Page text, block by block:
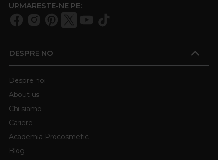
URMARESTE-NE PE:
DESPRE NOI
Despre noi
About us
Chi siamo
Cariere
Academia Procosmetic
Blog